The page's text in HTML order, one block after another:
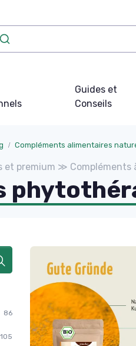
Guides et
Conseils
Compléments alimentaires
premium ≫ Compléments
86
105